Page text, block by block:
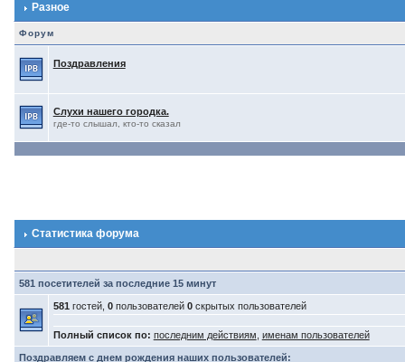
Разное
Форум
Поздравления
Слухи нашего городка.
где-то слышал, кто-то сказал
Статистика форума
581 посетителей за последние 15 минут
581 гостей, 0пользователей 0скрытых пользователей
Полный список по: последним действиям именам пользователей
Поздравляем с днем рождения наших пользователей: